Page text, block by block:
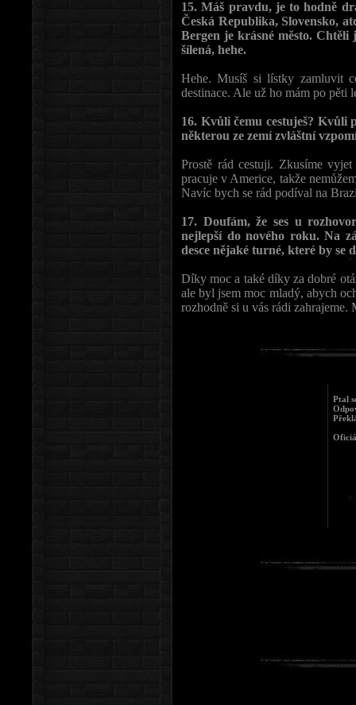
15. Máš pravdu, je to hodně
Česká Republika, Slovensko,
Bergen je krásné město. Chtěli
šílená, hehe.
Hehe. Musíš si lístky zamluvit
destinace. Ale už ho mám po pěti
16. Kvůli čemu cestuješ? Kvůli
některou ze zemí zvláštní
Prostě rád cestuji. Zkusíme
pracuje v Americe, takže
Navíc bych se rád podíval na
17. Doufám, že ses u
nejlepší do nového roku. Na
desce nějaké turné, které by
Díky moc a také díky za dobré
ale byl jsem moc mladý, abych
rozhodně si u vás rádi zahrajeme.
Ptal